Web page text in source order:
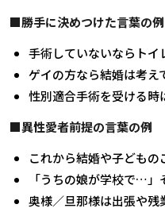
■勝手に決めつけた言葉の例
手術していないならト
ゲイの方なら結婚は考え
性別適合手術を受ける時
■異性愛者前提の言葉の例
これから結婚や子どもの
「うちの娘が学校で…」
奥様／旦那様は出張や残